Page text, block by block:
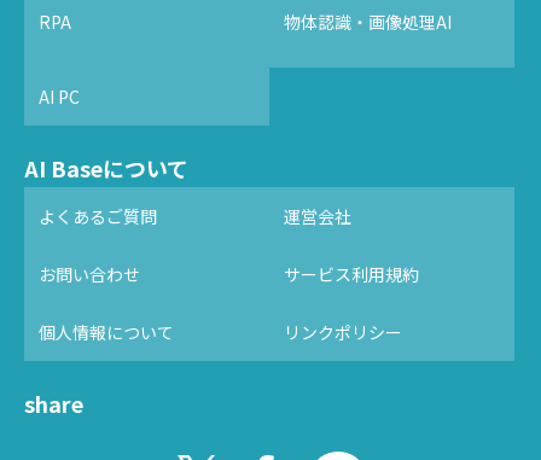
RPA 物体認識・画像処理AI
AI PC
AI Baseについて
よくあるご質問 運営会社
お問い合わせ サービス利用規約
個人情報について リンクポリシー
share